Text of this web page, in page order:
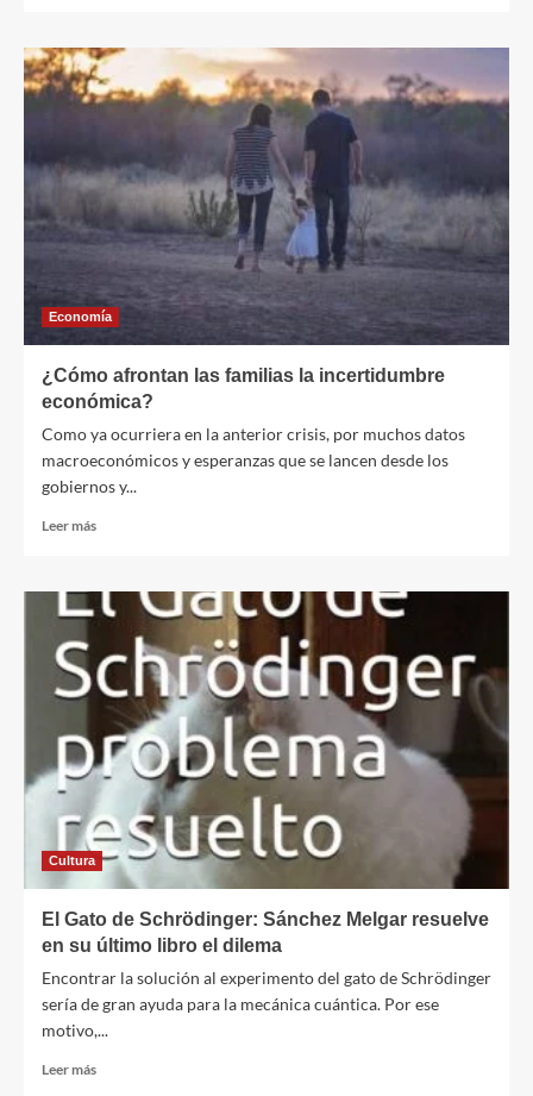
¿Vemos
todos
la
pandemia
en
redes
sociales
Economía
¿Cómo afrontan las familias la incertidumbre
económica?
Como ya ocurriera en la anterior crisis, por muchos datos
macroeconómicos y esperanzas que se lancen desde los
gobiernos y...
Leer másLeer
¿Cómo
afrontan
familias
la
incertidumbre
económica?
Cultura
El Gato de Schrödinger: Sánchez Melgar resuelve
en su último libro el dilema
Encontrar la solución al experimento del gato de Schrödinger
sería de gran ayuda para la mecánica cuántica. Por ese
motivo,...
Leer másLeer